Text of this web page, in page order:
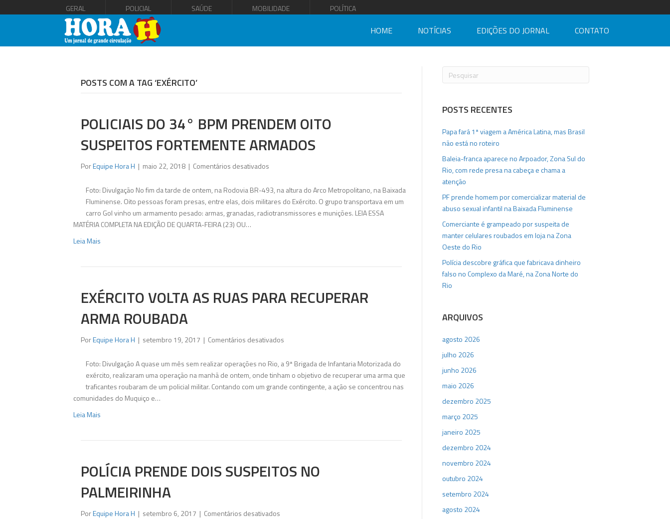
GERAL POLICIAL SAÚDE MOBILIDADE POLÍTICA
HOME NOTÍCIAS EDIÇÕES DO JORNAL CONTATO
POSTS COM A TAG ‘EXÉRCITO’
POLICIAIS DO 34° BPM PRENDEM OITO
SUSPEITOS FORTEMENTE ARMADOS
PorEquipe Hora H | maio 22, 2018 | Comentários desativados
do
34°
BPM
armados
Foto: Divulgação No fim da tarde de ontem, na Rodovia BR-493, na altura do Arco Metropolitano, na Baixada
Fluminense. Oito pessoas foram presas, entre elas, dois militares do Exército. O grupo transportava em um
carro Gol vinho um armamento pesado: armas, granadas, radiotransmissores e munições. LEIA ESSA
MATÉRIA COMPLETA NA EDIÇÃO DE QUARTA-FEIRA (23) OU…
Leia Mais
EXÉRCITO VOLTA AS RUAS PARA RECUPERAR
ARMA ROUBADA
PorEquipe Hora H | setembro 19, 2017 | Comentários desativados
volta
as
ruas
Foto: Divulgação A quase um mês sem realizar operações no Rio, a 9ª Brigada de Infantaria Motorizada do
exército, realizaram uma operação na manhã de ontem, onde tinham o objetivo de recuperar uma arma que
traficantes roubaram de um policial militar. Contando com um grande contingente, a ação se concentrou nas
comunidades do Muquiço e…
Leia Mais
POLÍCIA PRENDE DOIS SUSPEITOS NO
PALMEIRINHA
PorEquipe Hora H | setembro 6, 2017 | Comentários desativados
POSTS RECENTES
Papa fará 1ª viagem a América Latina, mas Brasil
não está no roteiro
Baleia-franca aparece no Arpoador, Zona Sul do
Rio, com rede presa na cabeça e chama a
atenção
PF prende homem por comercializar material de
abuso sexual infantil na Baixada Fluminense
Comerciante é grampeado por suspeita de
manter celulares roubados em loja na Zona
Oeste do Rio
Polícia descobre gráfica que fabricava dinheiro
falso no Complexo da Maré, na Zona Norte do
Rio
ARQUIVOS
agosto 2026
julho 2026
junho 2026
maio 2026
dezembro 2025
março 2025
janeiro 2025
dezembro 2024
novembro 2024
outubro 2024
setembro 2024
agosto 2024